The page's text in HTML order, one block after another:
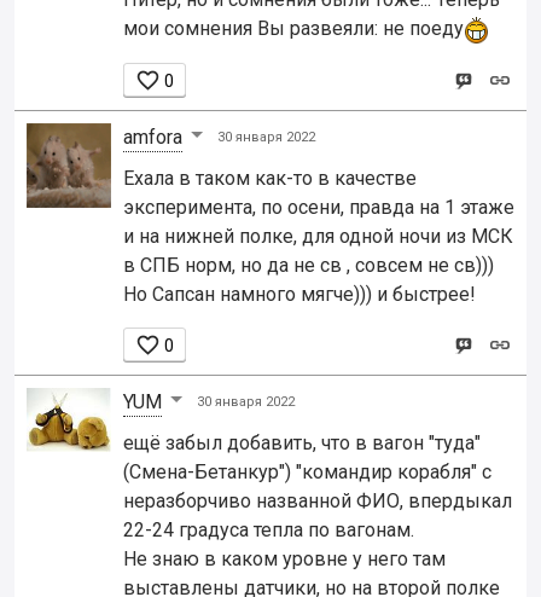
мои сомнения Вы развеяли: не поеду
 0
amfora 30 января 2022
Ехала в таком как-то в качестве
эксперимента, по осени, правда на 1 этаже
и на нижней полке, для одной ночи из МСК
в СПБ норм, но да не св , совсем не св)))
Но Сапсан намного мягче))) и быстрее!
 0
YUM 30 января 2022
ещё забыл добавить, что в вагон "туда"
(Смена-Бетанкур") "командир корабля" с
неразборчиво названной ФИО, впердыкал
22-24 градуса тепла по вагонам.
Не знаю в каком уровне у него там
выставлены датчики, но на второй полке